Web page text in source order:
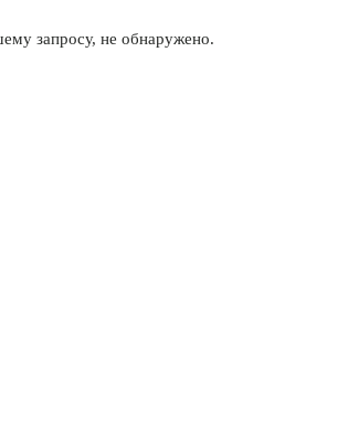
запросу, не обнаружено.